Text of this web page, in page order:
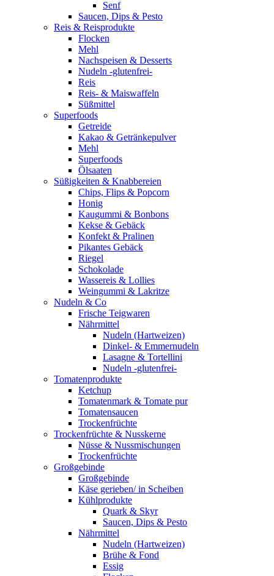
Senf
Saucen, Dips & Pesto
Reis & Reisprodukte
Flocken
Mehl
Nachspeisen & Desserts
Nudeln -glutenfrei-
Reis
Reis- & Maiswaffeln
Süßmittel
Superfoods
Getreide
Kakao & Getränkepulver
Mehl
Superfoods
Ölsaaten
Süßigkeiten & Knabbereien
Chips, Flips & Popcorn
Honig
Kaugummi & Bonbons
Kekse & Gebäck
Konfekt & Pralinen
Pikantes Gebäck
Riegel
Schokolade
Wassereis & Lollies
Weingummi & Lakritze
Nudeln & Co
Frische Teigwaren
Nährmittel
Nudeln (Hartweizen)
Dinkel- & Emmernudeln
Lasagne & Tortellini
Nudeln -glutenfrei-
Tomatenprodukte
Ketchup
Tomatenmark & Tomate pur
Tomatensaucen
Trockenfrüchte
Trockenfrüchte & Nusskerne
Nüsse & Nussmischungen
Trockenfrüchte
Großgebinde
Großgebinde
Käse gerieben/ in Scheiben
Kühlprodukte
Quark & Skyr
Saucen, Dips & Pesto
Nährmittel
Nudeln (Hartweizen)
Brühe & Fond
Essig